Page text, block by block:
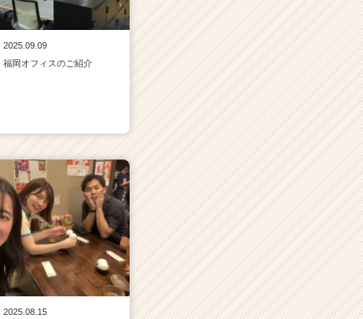
2025.09.09
福岡オフィスのご紹介
2025.08.15